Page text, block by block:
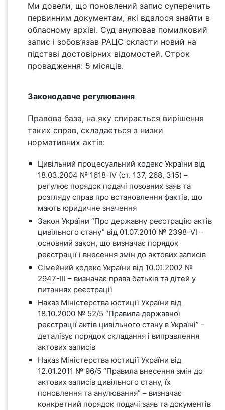
Ми довели, що поновлений запис суперечить
первинним документам, які вдалося знайти в
обласному архіві. Суд анулював помилковий
запис і зобов’язав РАЦС скласти новий на
підставі достовірних відомостей. Строк
провадження: 5 місяців.
Законодавче регулювання
Правова база, на яку спирається вирішення
таких справ, складається з низки
нормативних актів:
Цивільний процесуальний кодекс України від
18.03.2004 № 1618-IV (ст. 137, 268, 315) –
регулює порядок подачі позовних заяв та
розгляду справ про встановлення фактів, що
мають юридичне значення
Закон України “Про державну реєстрацію актів
цивільного стану” від 01.07.2010 № 2398-VI –
основний закон, що визначає порядок
реєстрації і внесення змін до актових записів
Сімейний кодекс України від 10.01.2002 №
2947-III – визначає права батьків та дітей у
питаннях реєстрації
Наказ Міністерства юстиції України від
18.10.2000 № 52/5 “Правила державної
реєстрації актів цивільного стану в Україні” –
деталізує порядок складання і виправлення
актових записів
Наказ Міністерства юстиції України від
12.01.2011 № 96/5 “Правила внесення змін до
актових записів цивільного стану, їх
поновлення та анулювання” – визначає
конкретний порядок подачі заяв та документів